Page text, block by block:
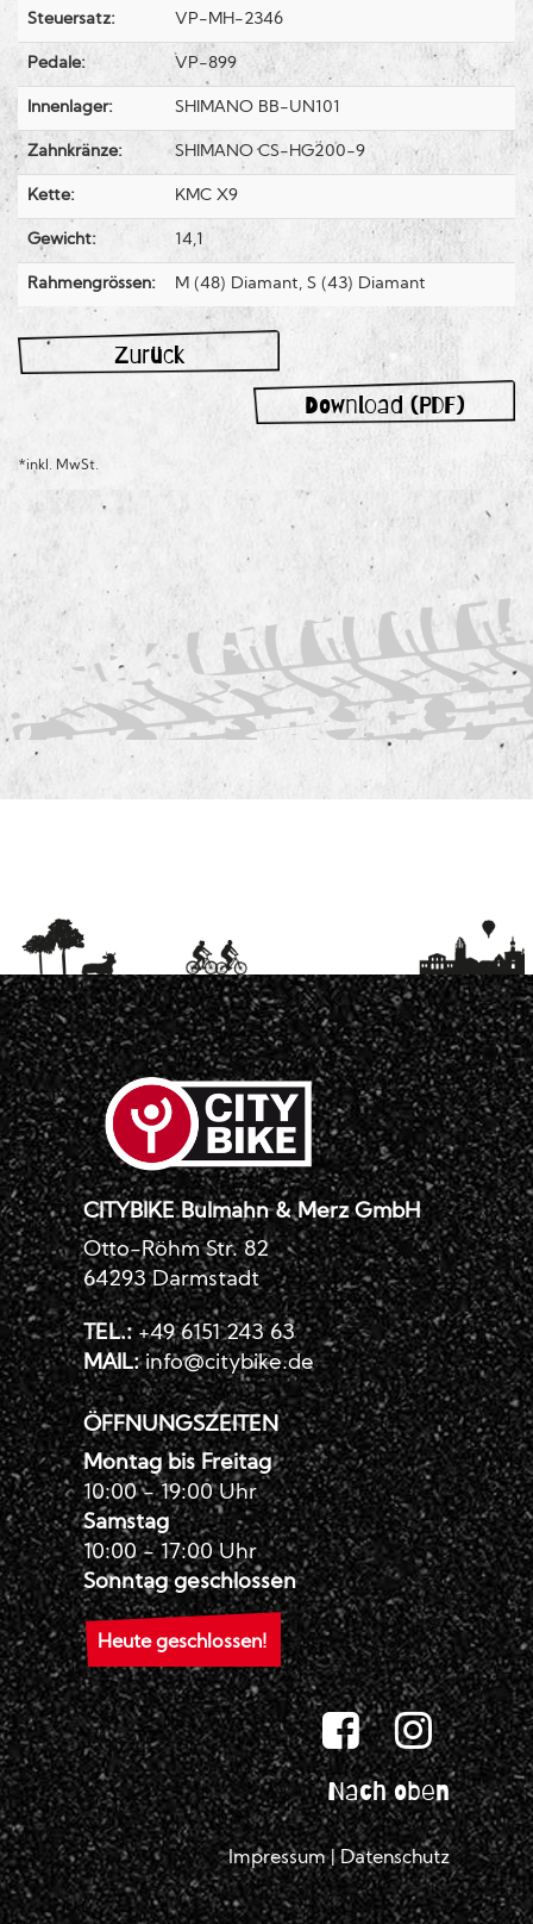
Steuersatz: VP-MH-2346
Pedale: VP-899
Innenlager: SHIMANO BB-UN101
Zahnkränze: SHIMANO CS-HG200-9
Kette: KMC X9
Gewicht: 14,1
Rahmengrössen: M (48) Diamant, S (43) Diamant
Zurück
Download (PDF)
*inkl. MwSt.
CITYBIKE Bulmahn & Merz GmbH
Otto-Röhm Str. 82
64293 Darmstadt
TEL.:+49 6151 243 63
MAIL: info@citybike.de
ÖFFNUNGSZEITEN
Montag bis Freitag
10:00 - 19:00 Uhr
Samstag
10:00 - 17:00 Uhr
Sonntag geschlossen
Heute geschlossen!
Nach oben
Impressum|Datenschutz